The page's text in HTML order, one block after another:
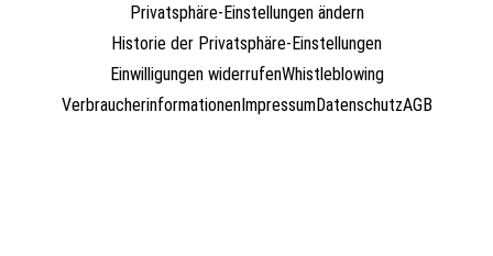
Privatsphäre-Einstellungen ändern
Historie der Privatsphäre-Einstellungen
Einwilligungen widerrufenWhistleblowing
VerbraucherinformationenImpressumDatenschutzAGB